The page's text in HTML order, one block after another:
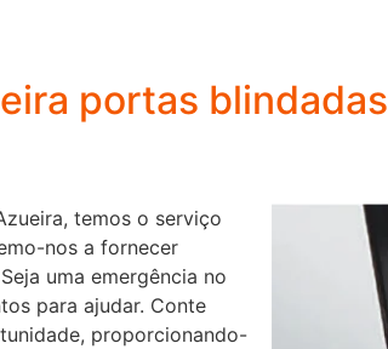
portas blindadas
temos o serviço
nos a fornecer
uma emergência no
para ajudar. Conte
proporcionando-